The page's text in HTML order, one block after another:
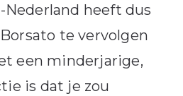
Nederland heeft dus
te vervolgen
een minderjarige,
is dat je zou